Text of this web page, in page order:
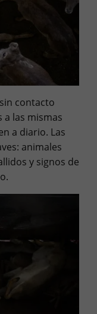
contacto
las mismas
a diario. Las
animales
y signos de